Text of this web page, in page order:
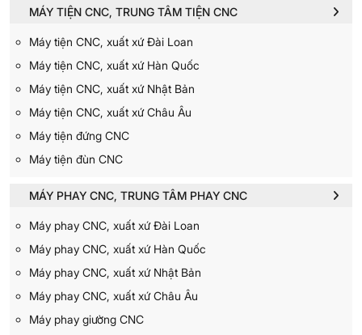
MÁY TIỆN CNC, TRUNG TÂM TIỆN CNC
Máy tiện CNC, xuất xứ Đài Loan
Máy tiện CNC, xuất xứ Hàn Quốc
Máy tiện CNC, xuất xứ Nhật Bản
Máy tiện CNC, xuất xứ Châu Âu
Máy tiện đứng CNC
Máy tiện đùn CNC
MÁY PHAY CNC, TRUNG TÂM PHAY CNC
Máy phay CNC, xuất xứ Đài Loan
Máy phay CNC, xuất xứ Hàn Quốc
Máy phay CNC, xuất xứ Nhật Bản
Máy phay CNC, xuất xứ Châu Âu
Máy phay giường CNC